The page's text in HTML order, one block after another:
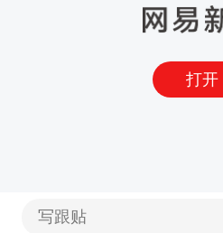
打开
写跟贴